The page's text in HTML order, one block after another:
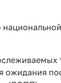
ожидания